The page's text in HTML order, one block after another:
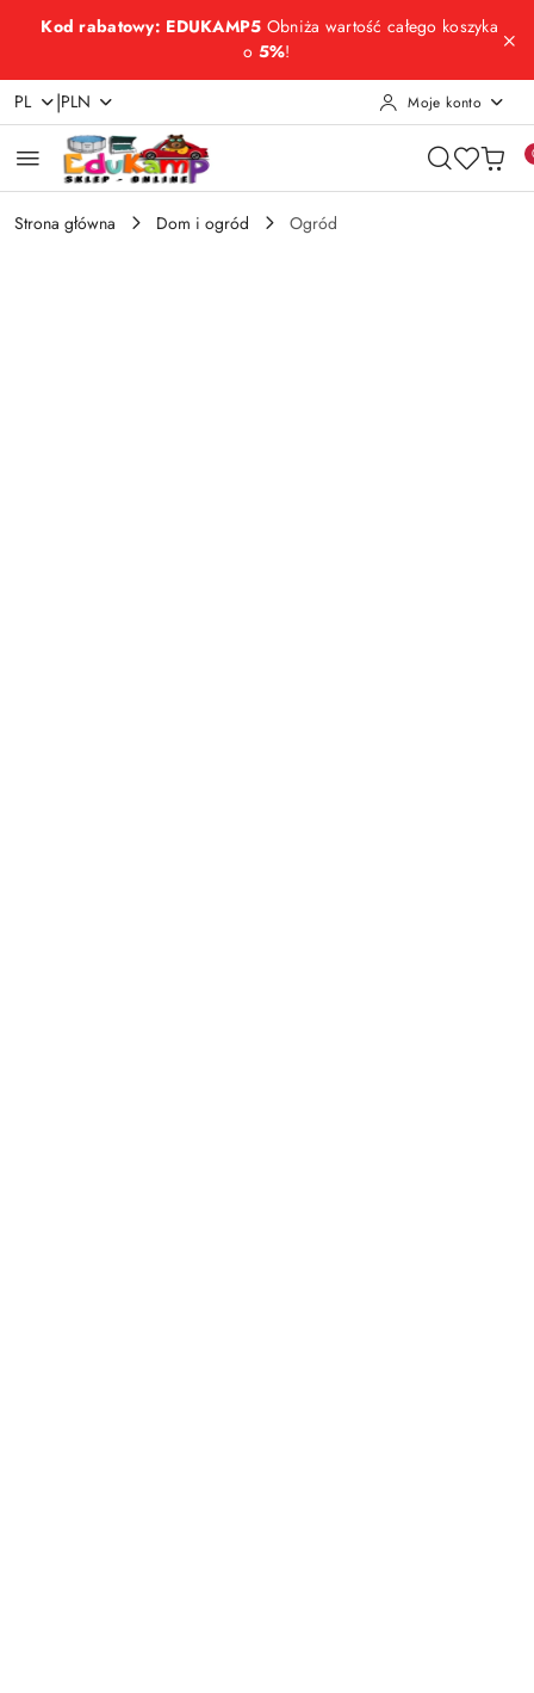
Przejdź do treści głównej
Przejdź do wyszukiwarki
Przejdź do moje konto
Przejdź do menu głównego
Przejdź do opisu produktu
Przejdź do stopki
Kod rabatowy: EDUKAMP5 Obniża wartość całego koszyka
o 5%!
PL |PLN Moje konto
Strona główna Dom i ogród Ogród